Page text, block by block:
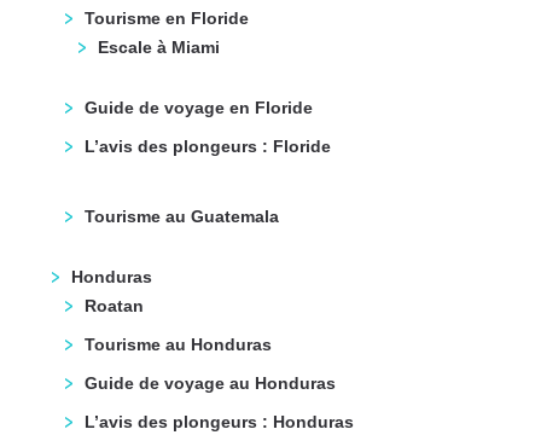
Tourisme en Floride
Escale à Miami
Guide de voyage en Floride
L’avis des plongeurs : Floride
Tourisme au Guatemala
Honduras
Roatan
Tourisme au Honduras
Guide de voyage au Honduras
L’avis des plongeurs : Honduras